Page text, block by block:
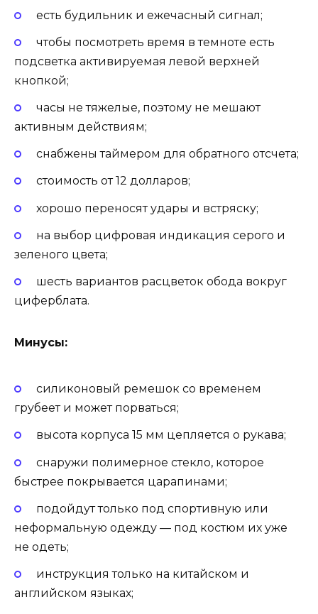
есть будильник и ежечасный сигнал;
чтобы посмотреть время в темноте есть
подсветка активируемая левой верхней
кнопкой;
часы не тяжелые, поэтому не мешают
активным действиям;
снабжены таймером для обратного отсчета;
стоимость от 12 долларов;
хорошо переносят удары и встряску;
на выбор цифровая индикация серого и
зеленого цвета;
шесть вариантов расцветок обода вокруг
циферблата.
Минусы:
силиконовый ремешок со временем
грубеет и может порваться;
высота корпуса 15 мм цепляется о рукава;
снаружи полимерное стекло, которое
быстрее покрывается царапинами;
подойдут только под спортивную или
неформальную одежду — под костюм их уже
не одеть;
инструкция только на китайском и
английском языках;